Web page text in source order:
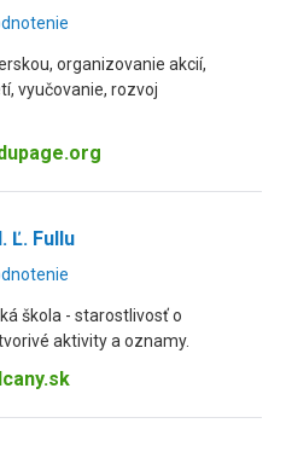
organizovanie akcií,
vyučovanie, rozvoj
Ľ. Fullu
škola - starostlivosť o
aktivity a oznamy.